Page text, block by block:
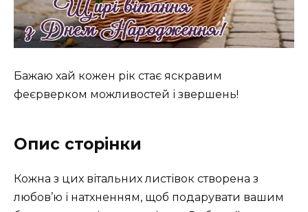
Бажаю хай кожен рік стає яскравим
феєрверком можливостей і звершень!
Опис сторінки
Кожна з цих вітальних листівок створена з
любов’ю і натхненням, щоб подарувати вашим